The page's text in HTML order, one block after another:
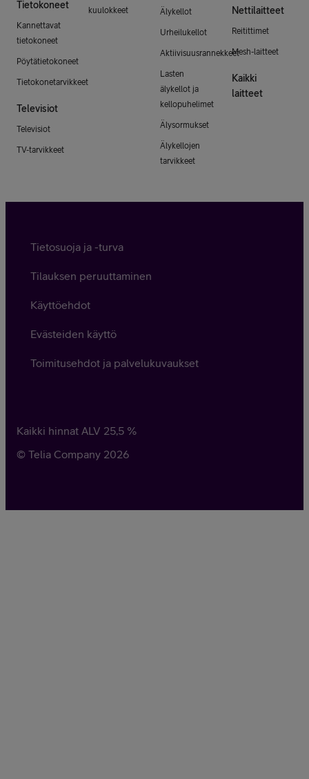
Tietokoneet
Kannettavat
tietokoneet
Pöytätietokoneet
Tietokonetarvikkeet
Televisiot
Televisiot
TV-tarvikkeet
kuulokkeet Älykellot
Urheilukellot
Aktiivisuusrannekkeet
Lasten
älykellot ja
kellopuhelimet
Älysormukset
Älykellojen
tarvikkeet
Nettilaitteet
Reitittimet
Mesh-laitteet
Kaikki
laitteet
Tietosuoja ja -turva
Tilauksen peruuttaminen
Käyttöehdot
Evästeiden käyttö
Toimitusehdot ja palvelukuvaukset
Kaikki hinnat ALV 25,5 %
© Telia Company 2026